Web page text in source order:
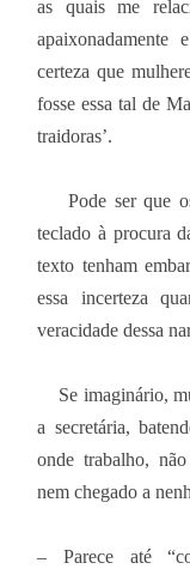
as quais me
certeza que
fosse essa tal de
traidoras’.
Pode ser que os
teclado à procura
texto tenham
essa incerteza
veracidade dessa
Se imaginário,
a secretária,
onde trabalho,
nem chegado a
– Parece até